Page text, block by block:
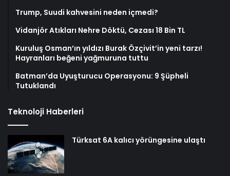
Trump, Suudi kahvesini neden içmedi?
Vidanjör Atıkları Nehre Döktü, Cezası 18 Bin TL
Kuruluş Osman’ın yıldızı Burak Özçivit’in yeni tarzı!
Hayranları beğeni yağmuruna tuttu
Batman’da Uyuşturucu Operasyonu: 9 Şüpheli
Tutuklandı
Teknoloji Haberleri
Türksat 6A kalıcı yörüngesine ulaştı